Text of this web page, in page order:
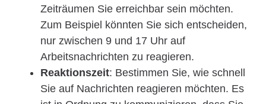
Zeiträumen Sie erreichbar sein möchten.
Zum Beispiel könnten Sie sich entscheiden,
nur zwischen 9 und 17 Uhr auf
Arbeitsnachrichten zu reagieren.
Reaktionszeit: Bestimmen Sie, wie schnell
Sie auf Nachrichten reagieren möchten. Es